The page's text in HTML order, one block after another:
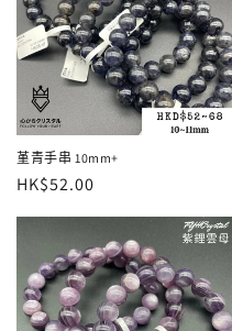
堇青手串 10mm+
定
HK$52.00